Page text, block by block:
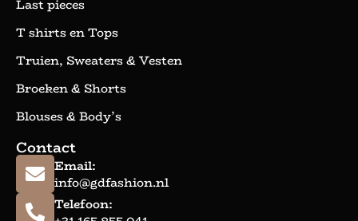
Last pieces
T shirts en Tops
Truien, Sweaters & Vesten
Broeken & Shorts
Blouses & Body’s
Contact
Email:
info@gdfashion.nl
Telefoon: